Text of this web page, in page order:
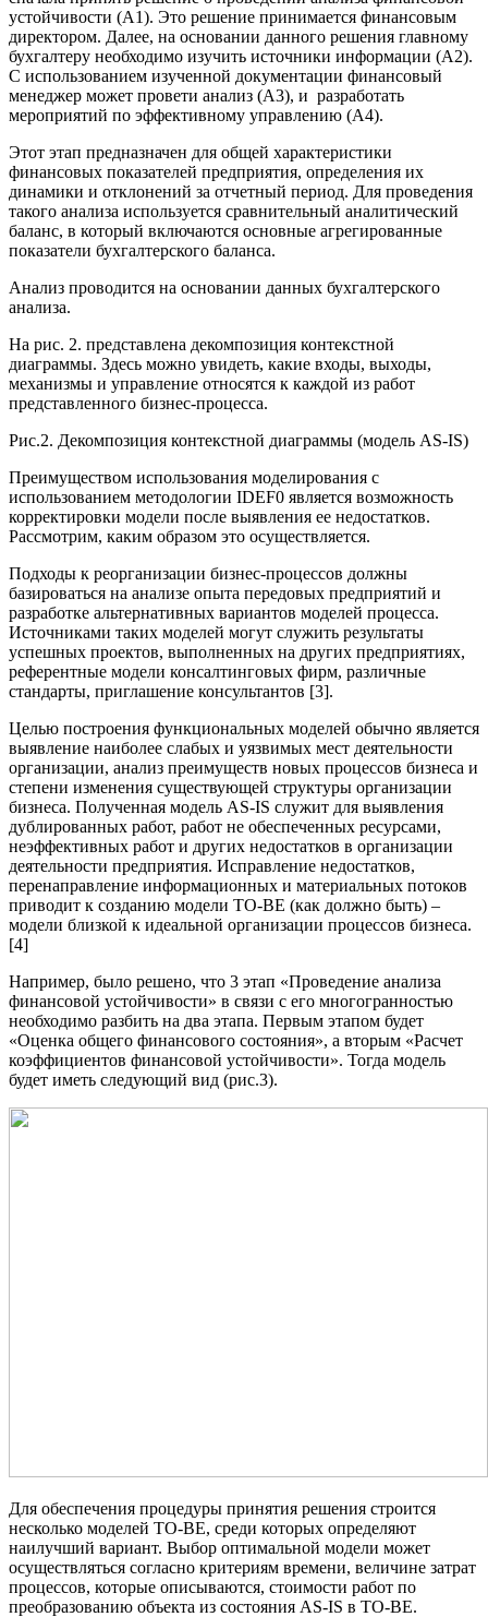
устойчивости (А1). Это решение принимается финансовым
директором. Далее, на основании данного решения главному
бухгалтеру необходимо изучить источники информации (А2).
С использованием изученной документации финансовый
менеджер может провети анализ (А3), и разработать
мероприятий по эффективному управлению (А4).
Этот этап предназначен для общей характеристики
финансовых показателей предприятия, определения их
динамики и отклонений за отчетный период. Для проведения
такого анализа используется сравнительный аналитический
баланс, в который включаются основные агрегированные
показатели бухгалтерского баланса.
Анализ проводится на основании данных бухгалтерского
анализа.
На рис. 2. представлена декомпозиция контекстной
диаграммы. Здесь можно увидеть, какие входы, выходы,
механизмы и управление относятся к каждой из работ
представленного бизнес-процесса.
Рис.2. Декомпозиция контекстной диаграммы (модель AS-IS)
Преимуществом использования моделирования с
использованием методологии IDEF0 является возможность
корректировки модели после выявления ее недостатков.
Рассмотрим, каким образом это осуществляется.
Подходы к реорганизации бизнес-процессов должны
базироваться на анализе опыта передовых предприятий и
разработке альтернативных вариантов моделей процесса.
Источниками таких моделей могут служить результаты
успешных проектов, выполненных на других предприятиях,
референтные модели консалтинговых фирм, различные
стандарты, приглашение консультантов [3].
Целью построения функциональных моделей обычно является
выявление наиболее слабых и уязвимых мест деятельности
организации, анализ преимуществ новых процессов бизнеса и
степени изменения существующей структуры организации
бизнеса. Полученная модель АS-IS служит для выявления
дублированных работ, работ не обеспеченных ресурсами,
неэффективных работ и других недостатков в организации
деятельности предприятия. Исправление недостатков,
перенаправление информационных и материальных потоков
приводит к созданию модели ТО-ВЕ (как должно быть) –
модели близкой к идеальной организации процессов бизнеса.
[4]
Например, было решено, что 3 этап «Проведение анализа
финансовой устойчивости» в связи с его многогранностью
необходимо разбить на два этапа. Первым этапом будет
«Оценка общего финансового состояния», а вторым «Расчет
коэффициентов финансовой устойчивости». Тогда модель
будет иметь следующий вид (рис.3).
Для обеспечения процедуры принятия решения строится
несколько моделей ТО-ВЕ, среди которых определяют
наилучший вариант. Выбор оптимальной модели может
осуществляться согласно критериям времени, величине затрат
процессов, которые описываются, стоимости работ по
преобразованию объекта из состояния АS-IS в ТО-ВЕ.